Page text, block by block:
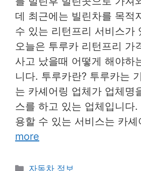
데 최근에는 빌린차를 목적
수 있는 리턴프리 서비스가
오늘은 투루카 리턴프리 가
사고 났을때 어떻게 해야하
니다. 투루카란? 투루카는
는 카셰어링 업체가 업체명
스를 하고 있는 업체입니다.
용할 수 있는 서비스는 카
more
Categories
자동차 정보